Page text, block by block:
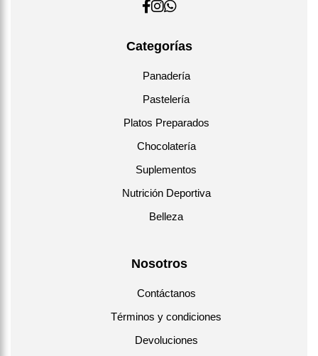
Categorías
Panadería
Pastelería
Platos Preparados
Chocolatería
Suplementos
Nutrición Deportiva
Belleza
Nosotros
Contáctanos
Términos y condiciones
Devoluciones